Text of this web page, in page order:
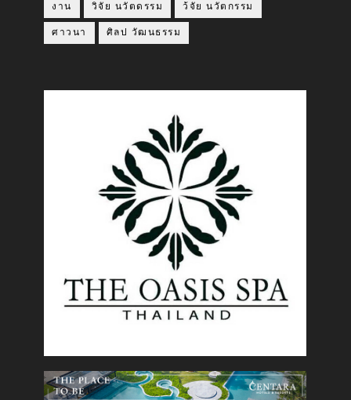
งาน วิจัย นวัตดรรม ว้จัย นวัตกรรม
ศาวนา ศิลป วัฒนธรรม